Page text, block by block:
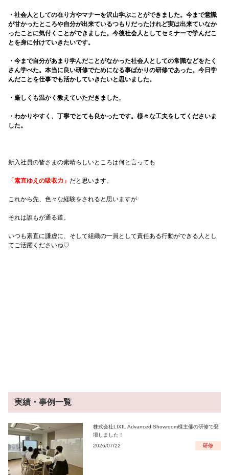
・社会人としての在り方やマナーを沢山学ぶことができました。今まで意識
が甘かったところや自分が出来ているつもりだったけれど実は出来ていなか
ったことに気付くことができました。今後社会人としてセミナーで学んだこ
とを身に付けていきたいです。
・今まで自分があまり学んだことがなかった社会人としての常識などをたく
さん学べた。本当に良い研修でためになる事ばかりの研修であった。今日学
んだことを仕事でも活かしていきたいと思いました。
・厳しくも温かく教えていただきました 。
・わかりやすく、丁寧でとても良かったです。様々な工夫をしてくださいま
した。
新入社員の皆さまの素晴らしいところは何と言っても
「素直ゆえの吸収力」 だと思います。
これから先、色々な経験をされると思いますが
それは誰もが通る道。
いつも素直に謙虚に、そして組織の一員として責任ある行動ができる人とし
てご活躍くださいね♡
実績・事例一覧
株式会社LIXIL Advanced Showroom様主催の研修で登
壇しました！
2026/07/22
研修